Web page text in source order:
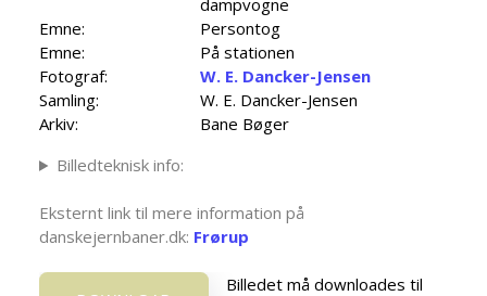
Emne:
Persontog
Emne:
På stationen
Fotograf:
W. E. Dancker-Jensen
Samling:
W. E. Dancker-Jensen
Arkiv:
Bane Bøger
Billedteknisk info:
Eksternt link til mere information på
danskejernbaner.dk: Frørup
Billedet må downloades til